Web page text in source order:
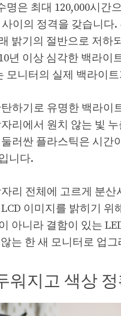
명은 최대 120,000시간
사이의 정격을 갖습니
밝기의 절반으로 저하
년 이상 심각한 백라이
모니터의 실제 백라이
하기로 유명한 백라
리에서 원치 않는 빛
러싼 플라스틱은 시
니다.
리 전체에 고르게 분
이미지를 밝히기
아니라 결함이 있는
는 한 새 모니터로 업
워지고 색상